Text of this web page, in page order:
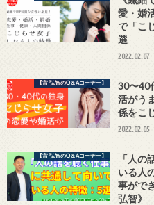
愛・婚
で「こ
選
2022.02.07
【宮 弘智のQ＆Aコーナー】
30〜40
活がう
係をこ
2022.02.05
【宮 弘智のQ＆Aコーナー】
「人の
いる人
事がで
弘智》